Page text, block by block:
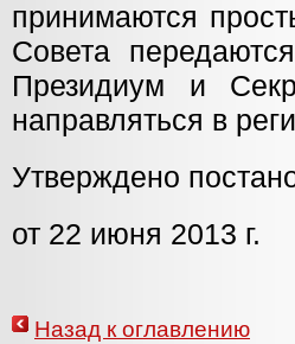
принимаются
Совета
Президиум и
направляться в
Утверждено
от 22 июня 2013 г.
Назад к оглавлению